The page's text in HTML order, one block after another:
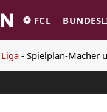
⚽️ FCL
- Spielplan-Macher